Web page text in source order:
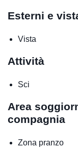
Esterni e
Vista
Attività
Sci
Area
compagnia
Zona pranzo